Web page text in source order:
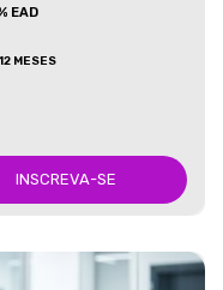
EAD
MESES
INSCREVA-SE